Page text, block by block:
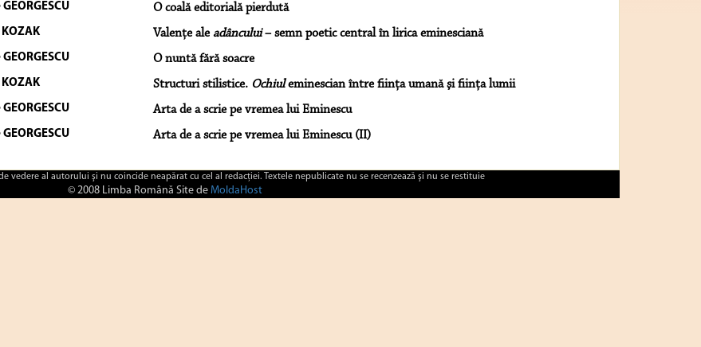
O coală editorială pierdută
Valenţe aleadâncului– semn poetic central în lirica eminesciană
O nuntă fără soacre
Structuri stilistice. Ochiuleminescian între fiinţa umană şi fiinţa lumii
Arta de a scrie pe vremea lui Eminescu
Arta de a scrie pe vremea lui Eminescu (II)
vedere al autorului şi nu coincide neapărat cu cel al redacţiei. Textele nepublicate nu se recenzează şi nu se restituie
© 2008 Limba Română Site de MoldaHost